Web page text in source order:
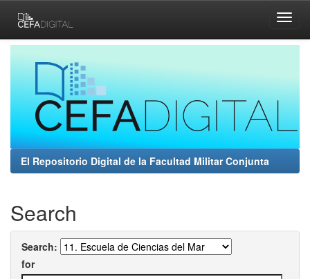
navigation
El Repositorio Digital de la Facultad Militar Conjunta
Search
Search:
for